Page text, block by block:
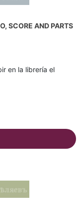
SCORE AND PARTS
en la librería el